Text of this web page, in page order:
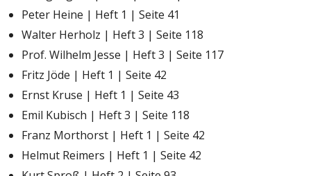
Peter Heine | Heft 1 | Seite 41
Walter Herholz | Heft 3 | Seite 118
Prof. Wilhelm Jesse | Heft 3 | Seite 117
Fritz Jöde | Heft 1 | Seite 42
Ernst Kruse | Heft 1 | Seite 43
Emil Kubisch | Heft 3 | Seite 118
Franz Morthorst | Heft 1 | Seite 42
Helmut Reimers | Heft 1 | Seite 42